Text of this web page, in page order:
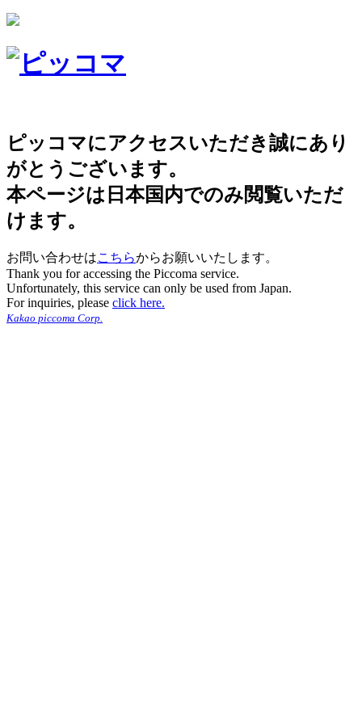
ピッコマにアクセスいただき誠にあり
がとうございます。
本ページは日本国内でのみ閲覧いただ
けます。
お問い合わせはこちらからお願いいたします。
Thank you for accessing the Piccoma service.
Unfortunately, this service can only be used from Japan.
For inquiries, please click here.
Kakao piccoma Corp.